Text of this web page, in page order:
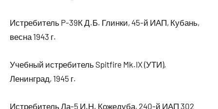
Истребитель P-39К Д.Б. Глинки, 45-й ИАП, Кубань,
весна 1943 г.
Учебный истребитель Spitfire Mk.IX (УТИ),
Ленинград, 1945 г.
Истребитель Ла-5 И.Н. Кожедуба, 240-й ИАП 302